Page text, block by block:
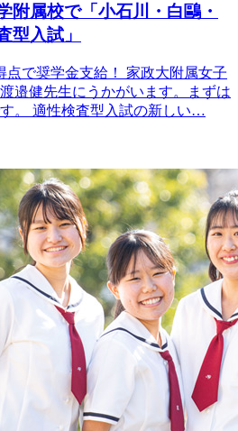
附属校で「小石川・白鷗・
型入試」
点で奨学金支給！ 家政大附属女子
邉健先生にうかがいます。まずは
。 適性検査型入試の新しい…